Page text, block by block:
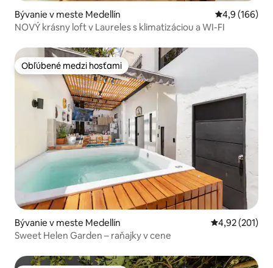
Bývanie v meste Medellín Priemerné
4,9 (166)
NOVÝ krásny loft v Laureles s klimatizáciou a WI-FI
Obľúbené medzi hosťami
Obľúbené medzi hosťami
Bývanie v meste Medellín Priemerné
4,92 (201)
Sweet Helen Garden – raňajky v cene